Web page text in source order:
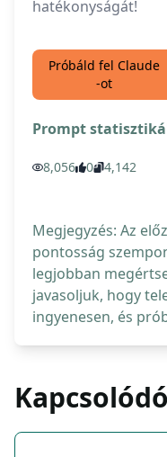
hatékonyságát!
Próbáld fel Claude
-ot
Prompt
8,056 0 4,142
Megjegyzés: Az
pontosság
legjobban
javasoljuk, hogy
ingyenesen, és